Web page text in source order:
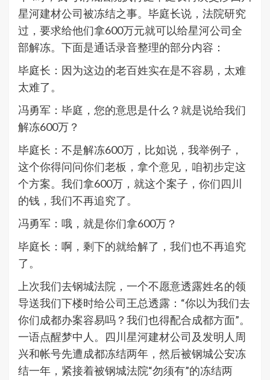
星河建材公司被冻结之事。毕庭长说，法院研究
过，要求给他们拿600万元就可以给星河公司全
部解冻。下面是通话录音整理的部分内容：
毕庭长：因为这边的老百姓实在是不容易，太难
太难了。
冯勇军：毕庭，您的意思是什么？就是说给我们
解冻600万？
毕庭长：不是解冻600万，比如说，我举例子，
这个你得问问你们老板，拿个意见，咱初步定这
个方案。我们拿600万，就这个案子，你们四川
的钱，我们不再追究了。
冯勇军：哦，就是你们拿600万？
毕庭长：啊，剩下的就给解了，我们也不再追究
了。
上次我们去钢城法院，一个不愿意透露姓名的领
导送我们下楼时给公司王总透露：“你以为我们去
你们成都办案容易吗？我们也得配合成都方面”。
一语点醒梦中人。四川星河建材公司及发明人周
兴和帐号先遭成都冻结两年，然后被钢城公安冻
结一年，紧接着被钢城法院“勿须有”的冻结两